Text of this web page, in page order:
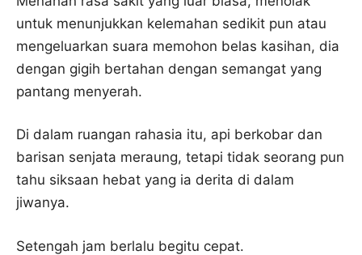
untuk menunjukkan kelemahan sedikit pun atau
mengeluarkan suara memohon belas kasihan, dia
dengan gigih bertahan dengan semangat yang
pantang menyerah.
Di dalam ruangan rahasia itu, api berkobar dan
barisan senjata meraung, tetapi tidak seorang pun
tahu siksaan hebat yang ia derita di dalam
jiwanya.
Setengah jam berlalu begitu cepat.